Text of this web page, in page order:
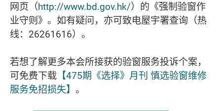
网页（http://www.bd.gov.hk/）的《强制验窗作
业守则》。如有疑问，亦可致电屋宇署查询（热
线：26261616）。
若想了解更多本会所接获的验窗服务投诉个案，
可免费下载 【475期《选择》月刊 慎选验窗维修
服务免招损失】 。